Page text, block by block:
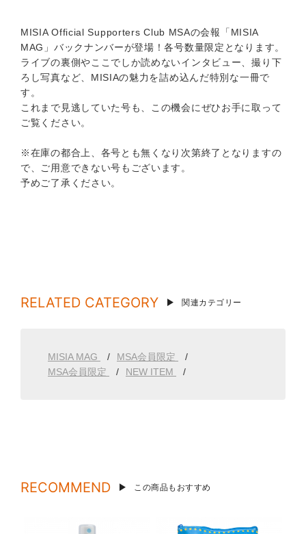
MISIA Official Supporters Club MSAの会報「MISIA
MAG」バックナンバーが登場！各号数量限定となります。
ライブの裏側やここでしか読めないインタビュー、撮り下
ろし写真など、MISIAの魅力を詰め込んだ特別な一冊で
す。
これまで見逃していた号も、この機会にぜひお手に取って
ご覧ください。
※在庫の都合上、各号とも無くなり次第終了となりますの
で、ご用意できない号もございます。
予めご了承ください。
RELATED CATEGORY 関連カテゴリー
MISIA MAG
MSA会員限定
MSA会員限定
NEW ITEM
RECOMMEND この商品もおすすめ